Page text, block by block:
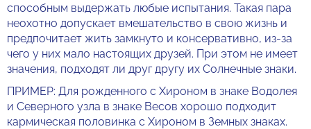
способным выдержать любые испытания. Такая пара
неохотно допускает вмешательство в свою жизнь и
предпочитает жить замкнуто и консервативно, из-за
чего у них мало настоящих друзей. При этом не имеет
значения, подходят ли друг другу их Солнечные знаки.
ПРИМЕР: Для рожденного с Хироном в знаке Водолея
и Северного узла в знаке Весов хорошо подходит
кармическая половинка с Хироном в Земных знаках.